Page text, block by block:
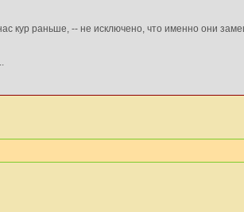
кур раньше, -- не исключено, что именно они